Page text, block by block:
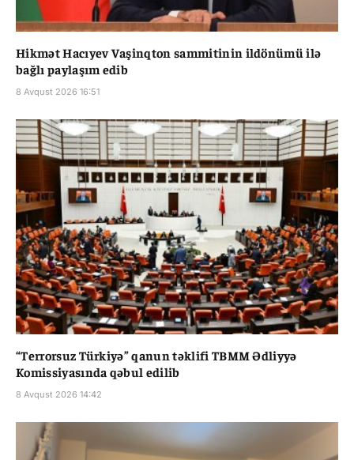
Hikmət Hacıyev Vaşinqton sammitinin ildönümü ilə
bağlı paylaşım edib
8 Avqust 2026 16:51
“Terrorsuz Türkiyə” qanun təklifi TBMM Ədliyyə
Komissiyasında qəbul edilib
8 Avqust 2026 14:42